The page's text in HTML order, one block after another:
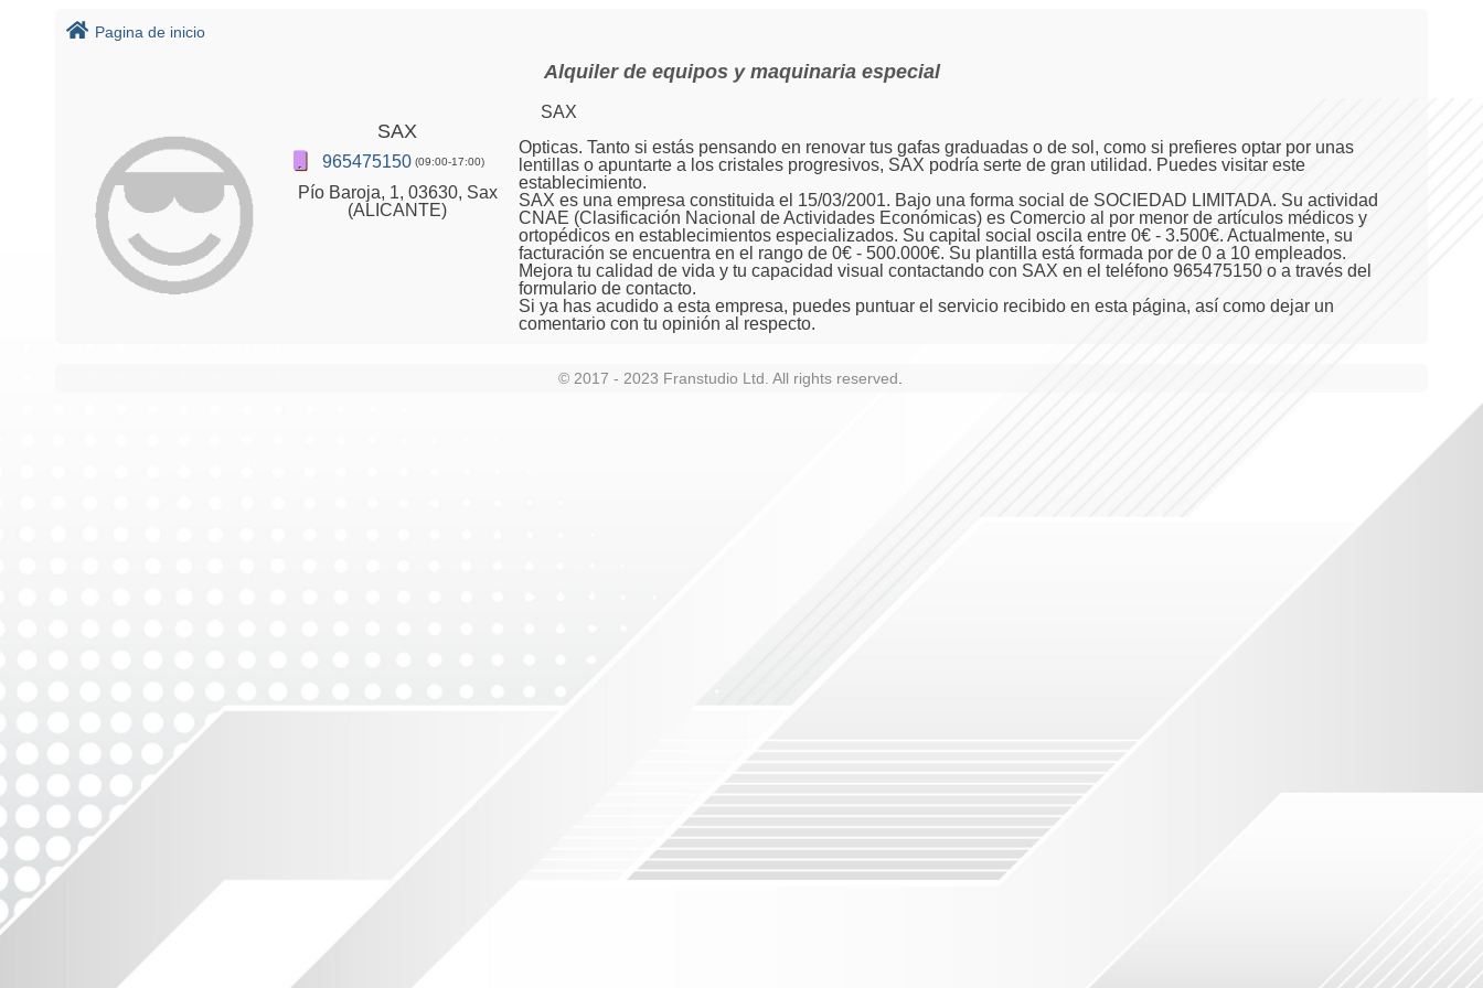
Pagina de inicio
Alquiler de equipos y maquinaria especial
SAX
965475150 (09:00-17:00)
Pío Baroja, 1, 03630, Sax
(ALICANTE)
SAX
Opticas. Tanto si estás pensando en renovar tus gafas graduadas o de sol, como si prefieres optar por unas
lentillas o apuntarte a los cristales progresivos, SAX podría serte de gran utilidad. Puedes visitar este
establecimiento.
SAX es una empresa constituida el 15/03/2001. Bajo una forma social de SOCIEDAD LIMITADA. Su actividad
CNAE (Clasificación Nacional de Actividades Económicas) es Comercio al por menor de artículos médicos y
ortopédicos en establecimientos especializados. Su capital social oscila entre 0€ - 3.500€. Actualmente, su
facturación se encuentra en el rango de 0€ - 500.000€. Su plantilla está formada por de 0 a 10 empleados.
Mejora tu calidad de vida y tu capacidad visual contactando con SAX en el teléfono 965475150 o a través del
formulario de contacto.
Si ya has acudido a esta empresa, puedes puntuar el servicio recibido en esta página, así como dejar un
comentario con tu opinión al respecto.
© 2017 - 2023 Franstudio Ltd. All rights reserved